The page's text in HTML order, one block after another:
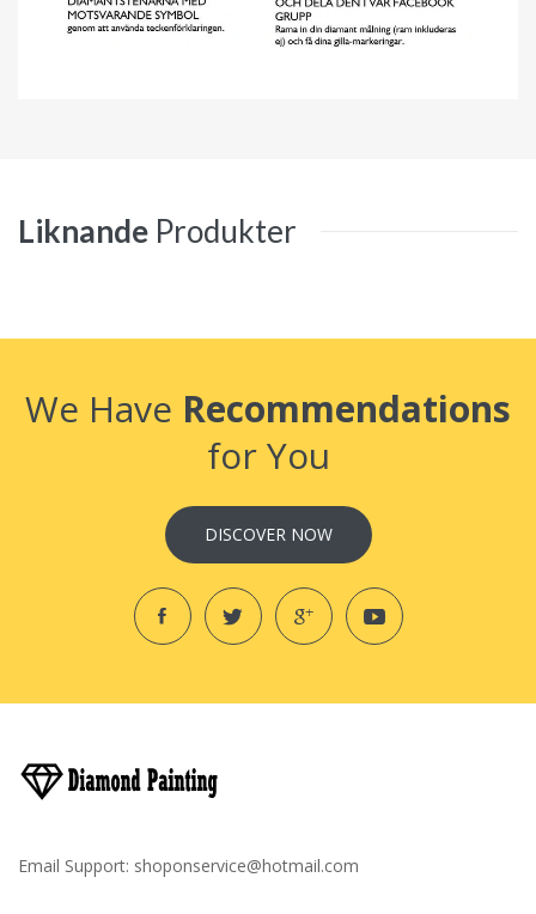
Liknande Produkter
We Have Recommendations
for You
DISCOVER NOW
Email Support: shoponservice@hotmail.com